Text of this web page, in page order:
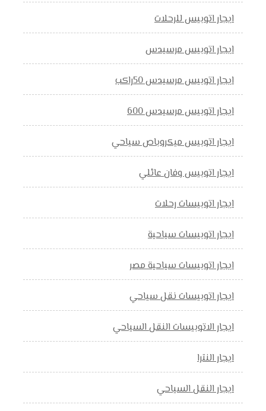
ايجار اتوبيس للرحلات
ايجار اتوبيس مرسيدس
ايجار اتوبيس مرسيدس 50راكب
ايجار اتوبيس مرسيدس 600
ايجار اتوبيس ميكروباص سياحي
ايجار اتوبيس وفان عائلي
ايجار اتوبيسات رحلات
ايجار اتوبيسات سياحية
ايجار اتوبيسات سياحية مصر
ايجار اتوبيسات نقل سياحي
ايجار الاتوبيسات النقل السياحي
ايجار النترا
ايجار النقل السياحي